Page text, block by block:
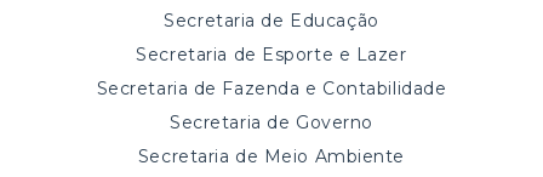
Secretaria de Educação
Secretaria de Esporte e Lazer
Secretaria de Fazenda e Contabilidade
Secretaria de Governo
Secretaria de Meio Ambiente